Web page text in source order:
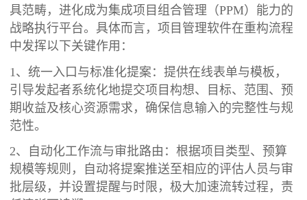
具范畴，进化成为集成项目组合管理（PPM）能力的
战略执行平台。具体而言，项目管理软件在重构流程
中发挥以下关键作用：
1、统一入口与标准化提案：提供在线表单与模板，
引导发起者系统化地提交项目构想、目标、范围、预
期收益及核心资源需求，确保信息输入的完整性与规
范性。
2、自动化工作流与审批路由：根据项目类型、预算
规模等规则，自动将提案推送至相应的评估人员与审
批层级，并设置提醒与时限，极大加速流转过程，责